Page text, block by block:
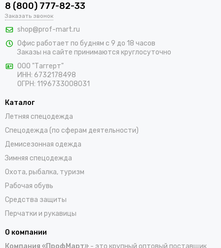
В интернет-магазине «ПрофМарт» можно купить сигнальную
одежду для персонала. Мы работаем с оптовыми и
розничными покупателями. Предлагаем на выбор сигнальные
жилеты, сезонные костюмы, брюки и прочие составляющие
униформы в ярких заметных цветах. Доставка покупок,
которые оформляются на сайте, осуществляется по Ураю и
остальным населенным пунктам России.
8 (800) 777-82-33
Заказать звонок
shop@prof-mart.ru
Офис работает по будням с 9 до 18 часов
Заказы на сайте принимаются круглосуточно
ООО "Таггерт"
ИНН: 6732178498
ОГРН: 1196733008031
Каталог
Летняя спецодежда
Спецодежда (по сферам деятельности)
Демисезонная одежда
Зимняя спецодежда
Охота, рыбалка, туризм
Рабочая обувь
Средства защиты
Перчатки и рукавицы
О компании
Компания «ПрофМарт» - это крупный оптовый поставщик